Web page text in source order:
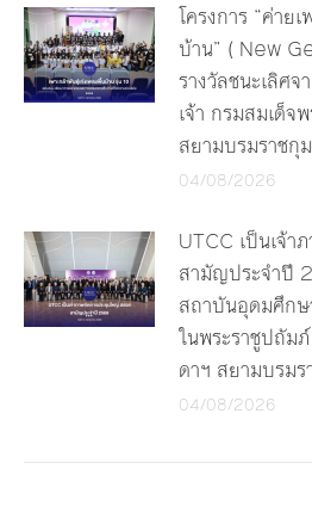
โครงการ “ค่าย
บ้าน” ( New
รางวัลชนะเลิศ
เจ้า กรมสมเด็จ
สยามบรมราชกุ
04/08/2026
UTCC เป็นเจ้
สามัญประจำปี
สถาบันอุดมศึกษ
ในพระราชูปถัม
ดาฯ สยามบรม
04/08/2026